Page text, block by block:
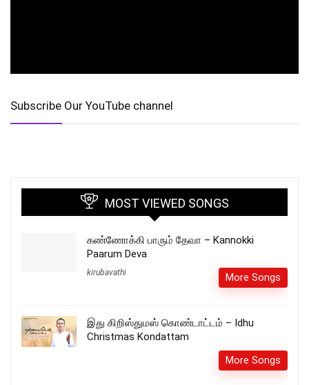
Subscribe Our YouTube channel
MOST VIEWED SONGS
கண்ணோக்கி பாரும் தேவா – Kannokki
Paarum Deva
kirubavathi More Songs
இது கிறிஸ்துமஸ் கொண்டாட்டம் – Idhu
Christmas Kondattam
More Songs